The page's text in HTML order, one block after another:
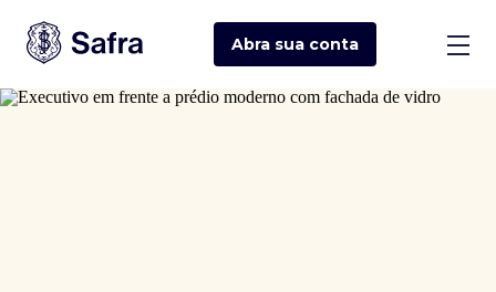
Abra sua conta